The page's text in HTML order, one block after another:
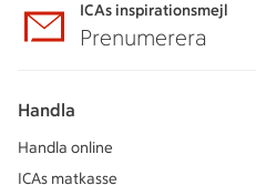
ICAs inspirationsmejl
Prenumerera
Handla
Handla online
ICAs matkasse